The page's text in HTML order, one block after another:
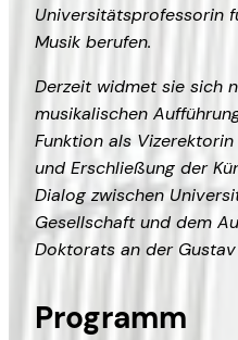
Universitätsprofessorin
Musik berufen.
Derzeit widmet sie sich
musikalischen
Funktion als
und Erschließung der
Dialog zwischen
Gesellschaft und dem
Doktorats an der
Programm